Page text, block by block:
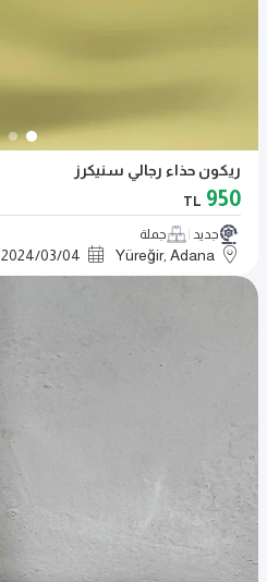
ريكون حذاء رجالي سنيكرز
950
TL
جديد جملة
Yüreğir, Adana
2024/03/04